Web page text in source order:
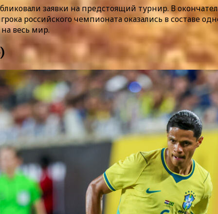
заявки на предстоящий турнир. В
российского чемпионата оказались в составе
весь мир.